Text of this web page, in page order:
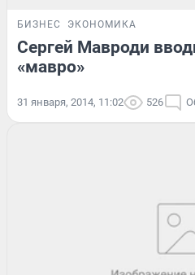
БИЗНЕС ЭКОНОМИКА
Сергей Мавроди
«мавро»
31 января, 2014, 11:02 526